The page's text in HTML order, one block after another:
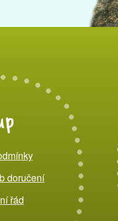
doručení
řád